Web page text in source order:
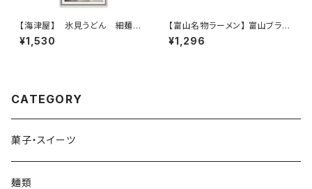
【海津屋】 氷見うどん 細麺 3
本入り
¥1,530
【富山名物ラーメン】 富山ブラッ
クラーメン・白えびラーメン 食べ
比べセット（生めん／計４食入
¥1,296
CATEGORY
菓子・スイーツ
麺類